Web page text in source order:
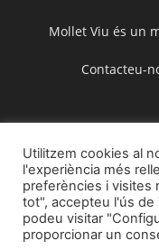
Mollet Viu és un
Contacteu-
Utilitzem cookies al
l'experiència més
preferències i visites
tot", accepteu l'ús de
podeu visitar
proporcionar un